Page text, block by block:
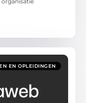
EN OPLEIDINGEN